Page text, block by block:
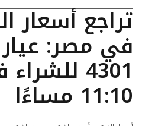
تراجع أسعار
4301
11:10 مساءًا